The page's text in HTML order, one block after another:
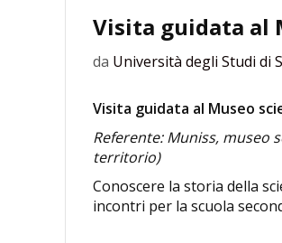
Visita guidata al
da Università degli Studi di
Visita guidata al Museo
Referente: Muniss, museo
territorio)
Conoscere la storia della
incontri per la scuola